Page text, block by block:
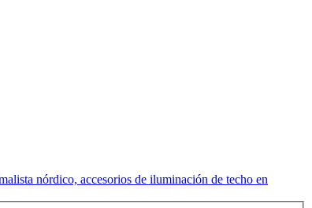
nórdico, accesorios de iluminación de techo en